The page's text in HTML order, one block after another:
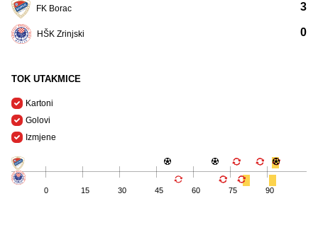
FK Borac
HŠK Zrinjski
3
0
TOK UTAKMICE
Kartoni
Golovi
Izmjene
0 15 30 45 60 75 90